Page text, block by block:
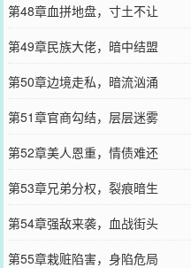
第48章血拼地盘，寸土不让
第49章民族大佬，暗中结盟
第50章边境走私，暗流汹涌
第51章官商勾结，层层迷雾
第52章美人恩重，情债难还
第53章兄弟分权，裂痕暗生
第54章强敌来袭，血战街头
第55章栽赃陷害，身陷危局